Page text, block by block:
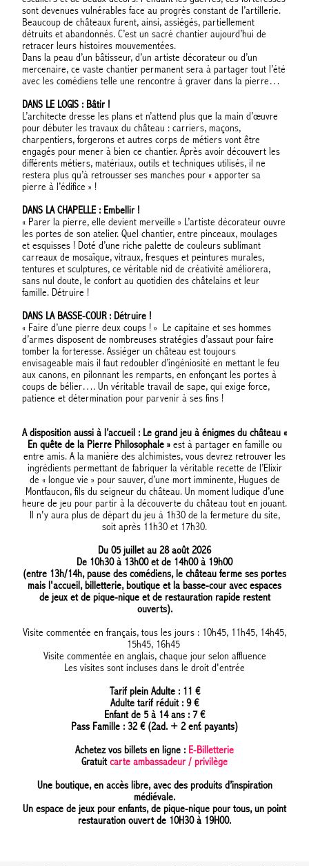
sont devenues vulnérables face au progrès constant de l’artillerie.
Beaucoup de châteaux furent, ainsi, assiégés, partiellement
détruits et abandonnés. C’est un sacré chantier aujourd’hui de
retracer leurs histoires mouvementées.
Dans la peau d’un bâtisseur, d’un artiste décorateur ou d’un
mercenaire, ce vaste chantier permanent sera à partager tout l’été
avec les comédiens telle une rencontre à graver dans la pierre…
DANS LE LOGIS : Bâtir !
L’architecte dresse les plans et n’attend plus que la main d’œuvre
pour débuter les travaux du château : carriers, maçons,
charpentiers, forgerons et autres corps de métiers vont être
engagés pour mener à bien ce chantier. Après avoir découvert les
différents métiers, matériaux, outils et techniques utilisés, il ne
restera plus qu’à retrousser ses manches pour « apporter sa
pierre à l’édifice » !
DANS LA CHAPELLE : Embellir !
« Parer la pierre, elle devient merveille » L’artiste décorateur ouvre
les portes de son atelier. Quel chantier, entre pinceaux, moulages
et esquisses ! Doté d’une riche palette de couleurs sublimant
carreaux de mosaïque, vitraux, fresques et peintures murales,
tentures et sculptures, ce véritable nid de créativité améliorera,
sans nul doute, le confort au quotidien des châtelains et leur
famille. Détruire !
DANS LA BASSE-COUR : Détruire !
« Faire d’une pierre deux coups ! » Le capitaine et ses hommes
d’armes disposent de nombreuses stratégies d’assaut pour faire
tomber la forteresse. Assiéger un château est toujours
envisageable mais il faut redoubler d’ingéniosité en mettant le feu
aux canons, en pilonnant les remparts, en enfonçant les portes à
coups de bélier…. Un véritable travail de sape, qui exige force,
patience et détermination pour parvenir à ses fins !
A disposition aussi à l’accueil : Le grand jeu à énigmes du château «
En quête de la Pierre Philosophale » est à partager en famille ou
entre amis. A la manière des alchimistes, vous devrez retrouver les
ingrédients permettant de fabriquer la véritable recette de l’Elixir
de « longue vie » pour sauver, d’une mort imminente, Hugues de
Montfaucon, fils du seigneur du château. Un moment ludique d’une
heure de jeu pour partir à la découverte du château tout en jouant.
Il n'y aura plus de départ du jeu à 1h30 de la fermeture du site,
soit après 11h30 et 17h30.
Du 05 juillet au 28 août 2026
De 10h30 à 13h00 et de 14h00 à 19h00
(entre 13h/14h, pause des comédiens, le château ferme ses portes
mais l'accueil, billetterie, boutique et la basse-cour avec espaces
de jeux et de pique-nique et de restauration rapide restent
ouverts).
Visite commentée en français, tous les jours : 10h45, 11h45, 14h45,
15h45, 16h45
Visite commentée en anglais, chaque jour selon affluence
Les visites sont incluses dans le droit d'entrée
Tarif plein Adulte : 11 €
Adulte tarif réduit : 9 €
Enfant de 5 à 14 ans : 7 €
Pass Famille : 32 € (2ad. + 2 enf. payants)
Achetez vos billets en ligne : E-Billetterie
Gratuit carte ambassadeur / privilège
Une boutique, en accès libre, avec des produits d’inspiration
médiévale.
Un espace de jeux pour enfants, de pique-nique pour tous, un point
restauration ouvert de 10H30 à 19H00.